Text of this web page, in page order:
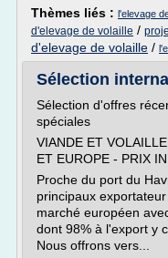
Thèmes liés : l'elevage
d'elevage de volaille /
d'elevage de volaille /
Sélection
Sélection d'offres
spéciales
VIANDE ET
ET EUROPE - PRIX
Proche du port du
principaux
marché européen
dont 98% à l'export y
Nous offrons vers...